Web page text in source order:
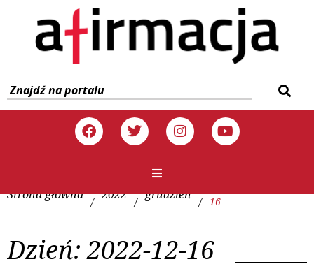
Strona główna / 2022 / grudzień / 16
Dzień:2022-12-16